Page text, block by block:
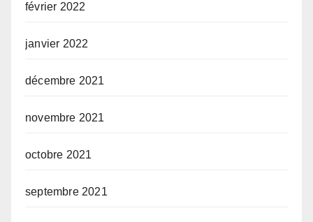
février 2022
janvier 2022
décembre 2021
novembre 2021
octobre 2021
septembre 2021